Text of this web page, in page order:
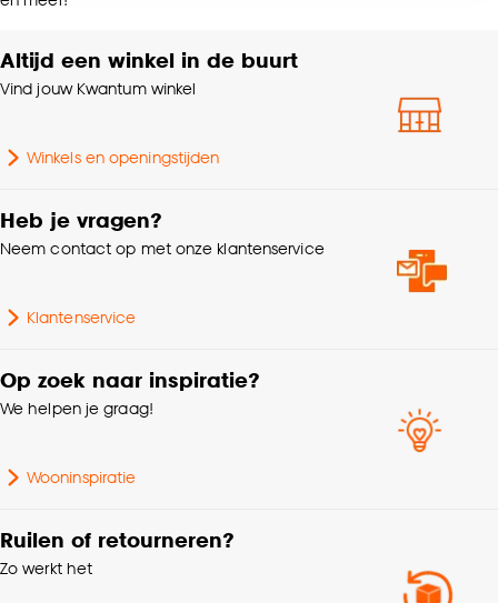
Goed om te weten is dat je deze keuze altijd nog
cookieverklaring.
Gewicht gram per m2
Krimptolerantie
Altijd een winkel in de buurt
Vind jouw Kwantum winkel
Winkels en openingstijden
Heb je vragen?
Neem contact op met onze klantenservice
Klantenservice
Op zoek naar inspiratie?
We helpen je graag!
Wooninspiratie
Ruilen of retourneren?
Zo werkt het